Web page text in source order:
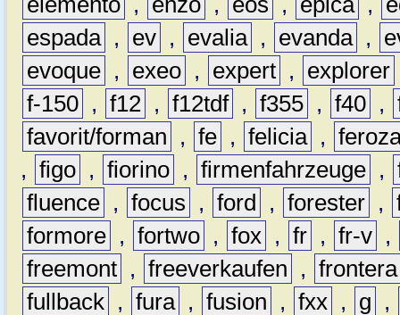
espada , ev , evalia , evanda ,
evoque , exeo , expert , explorer
f-150 , f12 , f12tdf , f355 , f40 ,
favorit/forman
, fe , felicia ,
, figo , fiorino , firmenfahrzeuge ,
fluence , focus , ford , forester ,
formore , fortwo , fox , fr , fr-v ,
freemont , freeverkaufen , frontera
fullback , fura , fusion , fxx , g
,